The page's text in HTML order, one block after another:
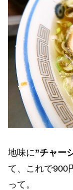
地味に”チャー
て、これで900
って。